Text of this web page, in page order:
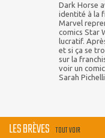
Dark Horse
identité à la
Marvel
comics Star
lucratif.
et si ça se
sur la
voir un
Sarah
LES BRÈVES TOUT VOIR